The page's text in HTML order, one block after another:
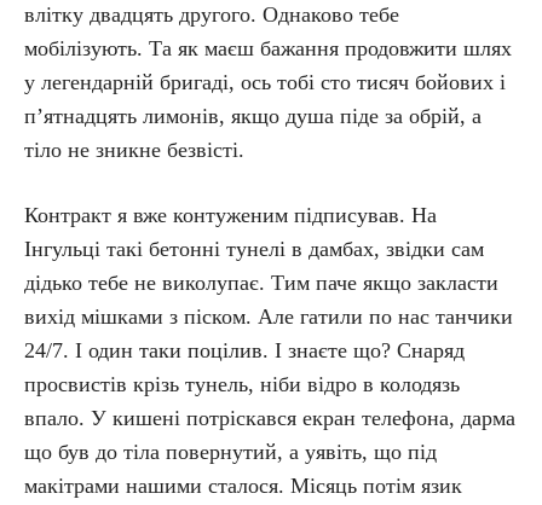
влітку двадцять другого. Однаково тебе
мобілізують. Та як маєш бажання продовжити шлях
у легендарній бригаді, ось тобі сто тисяч бойових і
п’ят­надцять лимонів, якщо душа піде за обрій, а
тіло не зникне безвісті.
Контракт я вже контуженим підписував. На
Інгульці такі бетонні тунелі в дамбах, звідки сам
дідько тебе не виколупає. Тим паче якщо закласти
вихід мішками з піском. Але гатили по нас танчики
24/7. І один таки поцілив. І знаєте що? Снаряд
просвистів крізь тунель, ніби відро в колодязь
впало. У кишені потріскався екран телефона, дарма
що був до тіла повернутий, а уявіть, що під
макітрами нашими сталося. Місяць потім язик